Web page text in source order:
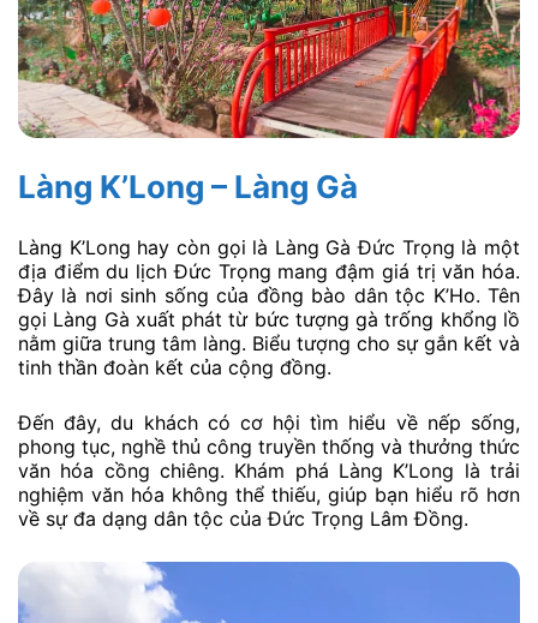
Làng K’Long – Làng Gà
Làng K’Long hay còn gọi là Làng Gà Đức Trọng là một
địa điểm du lịch Đức Trọng mang đậm giá trị văn hóa.
Đây là nơi sinh sống của đồng bào dân tộc K’Ho. Tên
gọi Làng Gà xuất phát từ bức tượng gà trống khổng lồ
nằm giữa trung tâm làng. Biểu tượng cho sự gắn kết và
tinh thần đoàn kết của cộng đồng.
Đến đây, du khách có cơ hội tìm hiểu về nếp sống,
phong tục, nghề thủ công truyền thống và thưởng thức
văn hóa cồng chiêng. Khám phá Làng K’Long là trải
nghiệm văn hóa không thể thiếu, giúp bạn hiểu rõ hơn
về sự đa dạng dân tộc của Đức Trọng Lâm Đồng.